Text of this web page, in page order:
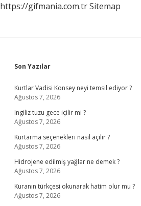
https://gifmania.com.trSitemap
Sidebar
Son Yazılar
Kurtlar Vadisi Konsey neyi temsil ediyor ?
Ağustos 7, 2026
Ingiliz tuzu gece içilir mi ?
Ağustos 7, 2026
Kurtarma seçenekleri nasıl açılır ?
Ağustos 7, 2026
Hidrojene edilmiş yağlar ne demek ?
Ağustos 7, 2026
Kuranın türkçesi okunarak hatim olur mu ?
Ağustos 7, 2026